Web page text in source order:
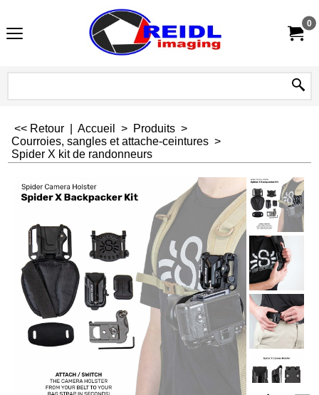
0
<< Retour Accueil > Produits >
Courroies, sangles et attache-ceintures >
Spider X kit de randonneurs